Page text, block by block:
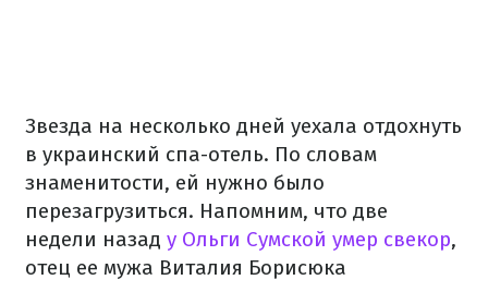
Звезда на несколько дней уехала отдохнуть
в украинский спа-отель. По словам
знаменитости, ей нужно было
перезагрузиться. Напомним, что две
недели назад у Ольги Сумской умер свекор,
отец ее мужа Виталия Борисюка